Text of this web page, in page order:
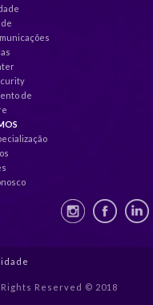
de
Reserved © 2018